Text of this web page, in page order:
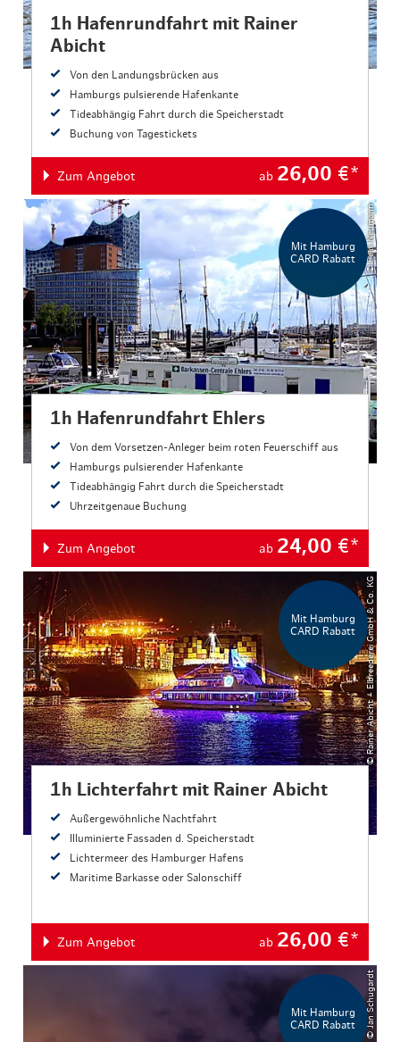
1h Hafenrundfahrt mit Rainer
Abicht
Von den Landungsbrücken aus
Hamburgs pulsierende Hafenkante
Tideabhängig Fahrt durch die Speicherstadt
Buchung von Tagestickets
Zum Angebot ab 26,00 €*
Mit Hamburg
CARD Rabatt
© Felix Neumann
1h Hafenrundfahrt Ehlers
Von dem Vorsetzen-Anleger beim roten Feuerschiff aus
Hamburgs pulsierender Hafenkante
Tideabhängig Fahrt durch die Speicherstadt
Uhrzeitgenaue Buchung
Zum Angebot ab 24,00 €*
Mit Hamburg
CARD Rabatt
© Rainer Abicht – Elbreederei GmbH & Co. KG
1h Lichterfahrt mit Rainer Abicht
Außergewöhnliche Nachtfahrt
Illuminierte Fassaden d. Speicherstadt
Lichtermeer des Hamburger Hafens
Maritime Barkasse oder Salonschiff
Zum Angebot ab 26,00 €*
Mit Hamburg
CARD Rabatt
© Jan Schugardt